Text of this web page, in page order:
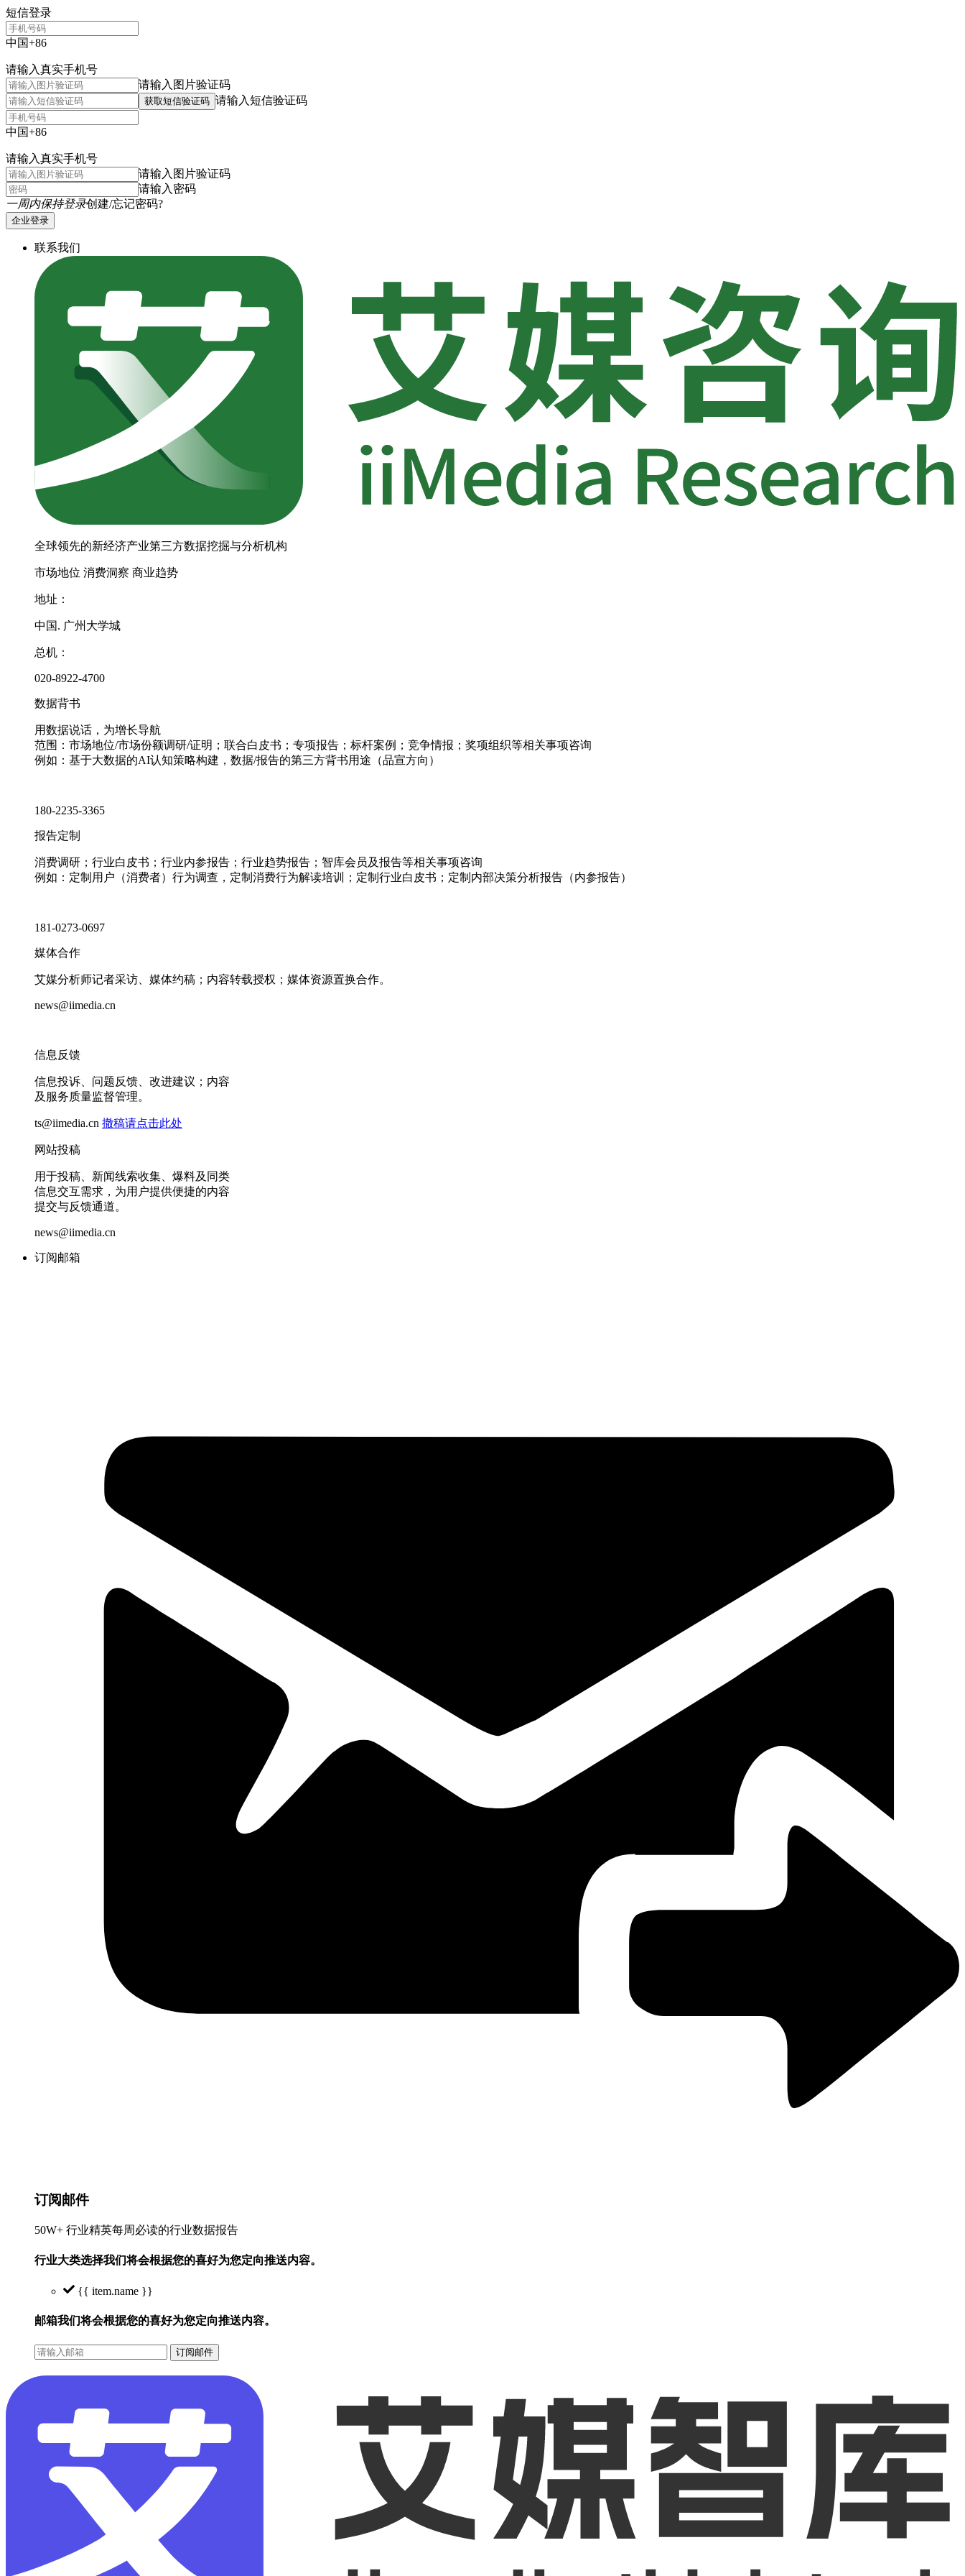
短信登录
中国+86
请输入真实手机号
请输入图片验证码
获取短信验证码 请输入短信验证码
中国+86
请输入真实手机号
请输入图片验证码
请输入密码
一周内保持登录创建/忘记密码?
企业登录
联系我们
全球领先的新经济产业第三方数据挖掘与分析机构
市场地位 消费洞察 商业趋势
地址：
中国. 广州大学城
总机：
020-8922-4700
数据背书
用数据说话，为增长导航
范围：市场地位/市场份额调研/证明；联合白皮书；专项报告；标杆案例；竞争情报；奖项组织等相关事项咨询
例如：基于大数据的AI认知策略构建，数据/报告的第三方背书用途（品宣方向）
180-2235-3365
报告定制
消费调研；行业白皮书；行业内参报告；行业趋势报告；智库会员及报告等相关事项咨询
例如：定制用户（消费者）行为调查，定制消费行为解读培训；定制行业白皮书；定制内部决策分析报告（内参报告）
181-0273-0697
媒体合作
艾媒分析师记者采访、媒体约稿；内容转载授权；媒体资源置换合作。
news@iimedia.cn
信息反馈
信息投诉、问题反馈、改进建议；内容
及服务质量监督管理。
ts@iimedia.cn 撤稿请点击此处
网站投稿
用于投稿、新闻线索收集、爆料及同类
信息交互需求，为用户提供便捷的内容
提交与反馈通道。
news@iimedia.cn
订阅邮箱
订阅邮件
50W+ 行业精英每周必读的行业数据报告
行业大类选择我们将会根据您的喜好为您定向推送内容。
{{ item.name }}
邮箱我们将会根据您的喜好为您定向推送内容。
订阅邮件